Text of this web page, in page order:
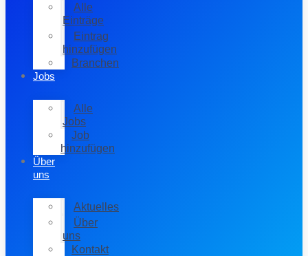
Alle
Einträge
Eintrag
hinzufügen
Branchen
Jobs
Alle
Jobs
Job
hinzufügen
Über
uns
Aktuelles
Über
uns
Kontakt